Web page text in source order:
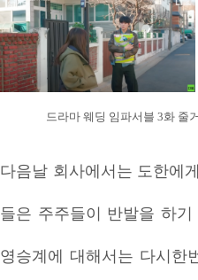
드라마 웨딩 임파서블 3화 줄
다음날 회사에서는 도한에
들은 주주들이 반발을 하
영승계에 대해서는 다시한